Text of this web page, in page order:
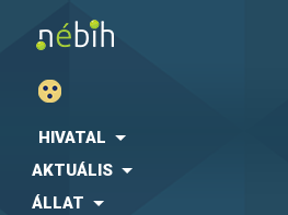
HIVATAL
AKTUÁLIS
ÁLLAT